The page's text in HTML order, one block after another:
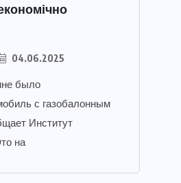
04.06.2025
было
с газобалонным
Институт
на